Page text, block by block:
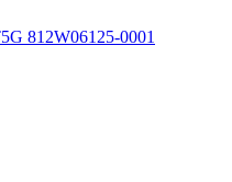
812W06125-0001